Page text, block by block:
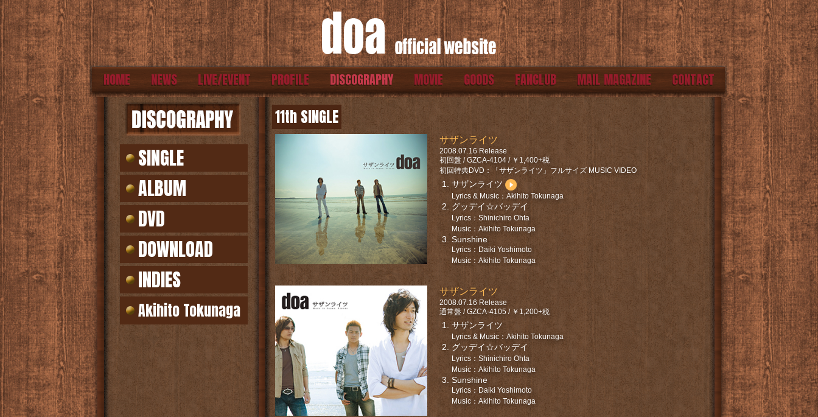
HOME NEWS LIVE/EVENT PROFILE DISCOGRAPHY MOVIE GOODS FANCLUB MAIL MAGAZINE CONTACT
SINGLE
ALBUM
DVD
DOWNLOAD
INDIES
Akihito Tokunaga
11th SINGLE
サザンライツ
2008.07.16 Release
初回盤 / GZCA-4104 / ￥1,400+税
初回特典DVD：「サザンライツ」フルサイズ MUSIC VIDEO
サザンライツ
Lyrics & Music：Akihito Tokunaga
グッデイ☆バッデイ
Lyrics：Shinichiro Ohta
Music：Akihito Tokunaga
Sunshine
Lyrics：Daiki Yoshimoto
Music：Akihito Tokunaga
サザンライツ
2008.07.16 Release
通常盤 / GZCA-4105 / ￥1,200+税
サザンライツ
Lyrics & Music：Akihito Tokunaga
グッデイ☆バッデイ
Lyrics：Shinichiro Ohta
Music：Akihito Tokunaga
Sunshine
Lyrics：Daiki Yoshimoto
Music：Akihito Tokunaga